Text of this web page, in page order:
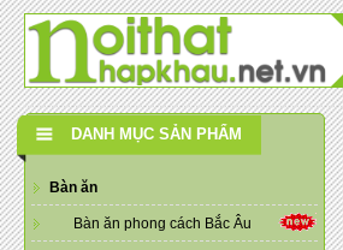
DANH MỤC SẢN PHẨM
Bàn ăn
Bàn ăn phong cách Bắc Âu